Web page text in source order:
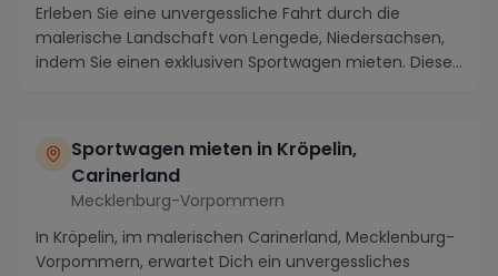
Erleben Sie eine unvergessliche Fahrt durch die
malerische Landschaft von Lengede, Niedersachsen,
indem Sie einen exklusiven Sportwagen mieten. Diese
Sportwagen mieten in Kröpelin,
Carinerland
Mecklenburg-Vorpommern
In Kröpelin, im malerischen Carinerland, Mecklenburg-
Vorpommern, erwartet Dich ein unvergessliches